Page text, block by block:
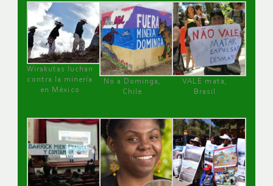
Wirakutas luchan
contra la minería
en México
No a Dominga,
Chile
VALE mata,
Brasil